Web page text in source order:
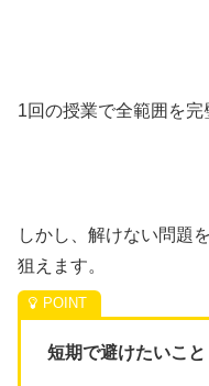
1回の授業で全範囲を完
しかし、解けない問題
狙えます。
短期で避けたいこと